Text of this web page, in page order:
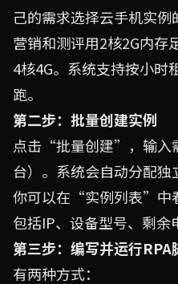
己的需求选择云手机实
营销和测评用2核2G内存
4核4G。系统支持按小时
跑。
第二步：批量创建实例
点击“批量创建”，输入
台）。系统会自动分配独
你可以在“实例列表”中
包括IP、设备型号、剩余
第三步：编写并运行RPA
有两种方式：